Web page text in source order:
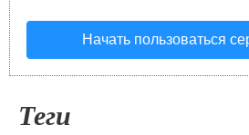
Начать пользоваться
Теги